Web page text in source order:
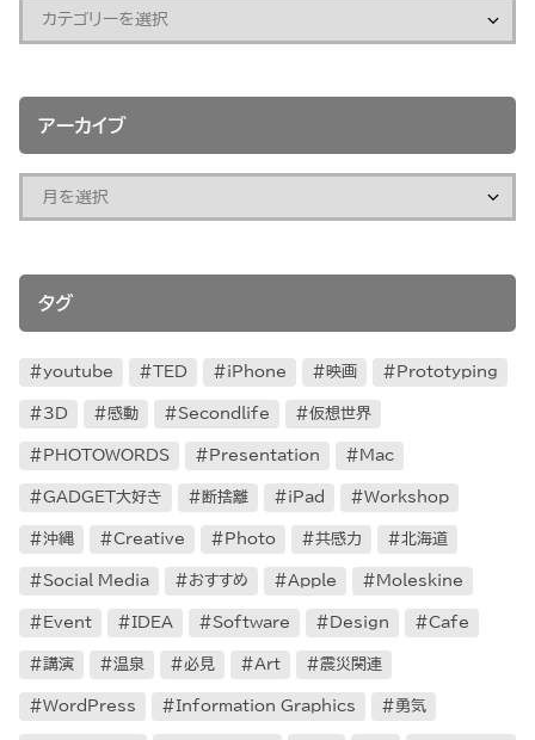
アーカイブ
タグ
youtube TED iPhone 映画 Prototyping
3D 感動 Secondlife 仮想世界
PHOTOWORDS Presentation Mac
GADGET大好き 断捨離 iPad Workshop
沖縄 Creative Photo 共感力 北海道
Social Media おすすめ Apple Moleskine
Event IDEA Software Design Cafe
講演 温泉 必見 Art 震災関連
WordPress Information Graphics 勇気